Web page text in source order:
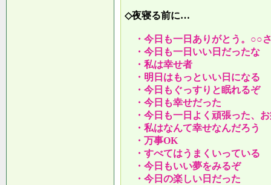
◇夜寝る前に…
・今日も一日ありがとう。○○
・今日も一日いい日だったな
・私は幸せ者
・明日はもっといい日になる
・今日もぐっすりと眠れるぞ
・今日も幸せだった
・今日も一日よく頑張った、
・私はなんて幸せなんだろう
・万事OK
・すべてはうまくいっている
・今日もいい夢をみるぞ
・今日の楽しい日だった